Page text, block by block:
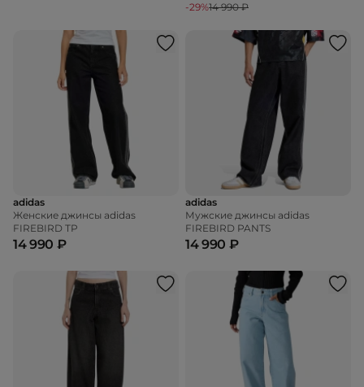
-29%14 990 ₽
adidas
Женские джинсы adidas
FIREBIRD TP
14 990 ₽
adidas
Мужские джинсы adidas
FIREBIRD PANTS
14 990 ₽